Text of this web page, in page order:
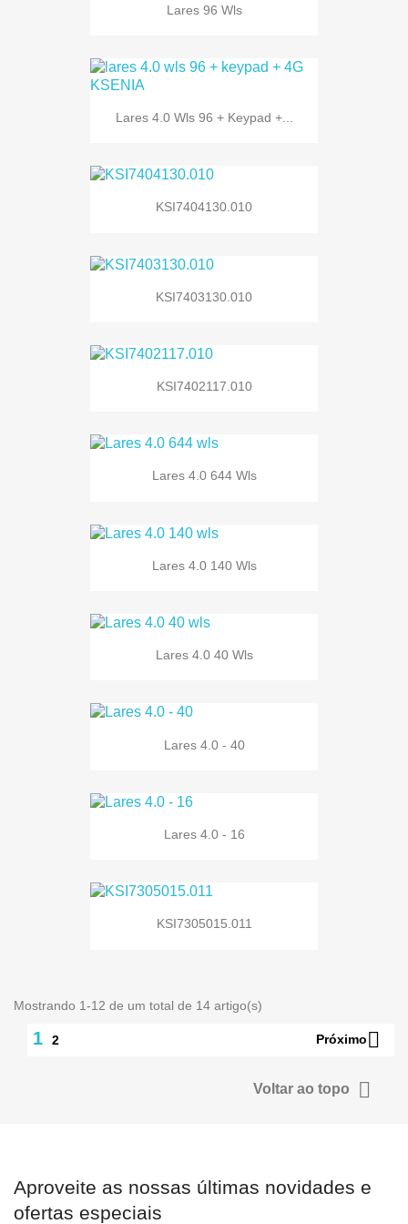
Lares 96 Wls
Lares 4.0 Wls 96 + Keypad +...
KSI7404130.010
KSI7403130.010
KSI7402117.010
Lares 4.0 644 Wls
Lares 4.0 140 Wls
Lares 4.0 40 Wls
Lares 4.0 - 40
Lares 4.0 - 16
KSI7305015.011
Mostrando 1-12 de um total de 14 artigo(s)
1 2 Próximo
Voltar ao topo 
Aproveite as nossas últimas novidades e
ofertas especiais